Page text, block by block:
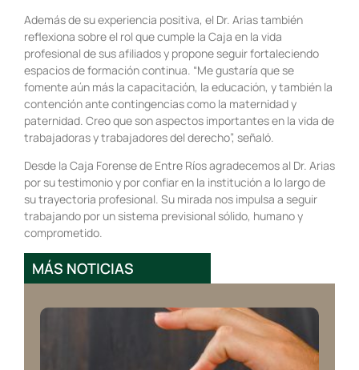
MÁS NOTICIAS
Además de su experiencia positiva, el Dr. Arias también
reflexiona sobre el rol que cumple la Caja en la vida
profesional de sus afiliados y propone seguir fortaleciendo
espacios de formación continua. “Me gustaría que se
fomente aún más la capacitación, la educación, y también la
contención ante contingencias como la maternidad y
paternidad. Creo que son aspectos importantes en la vida de
trabajadoras y trabajadores del derecho”, señaló.
Desde la Caja Forense de Entre Ríos agradecemos al Dr. Arias
por su testimonio y por confiar en la institución a lo largo de
su trayectoria profesional. Su mirada nos impulsa a seguir
trabajando por un sistema previsional sólido, humano y
comprometido.